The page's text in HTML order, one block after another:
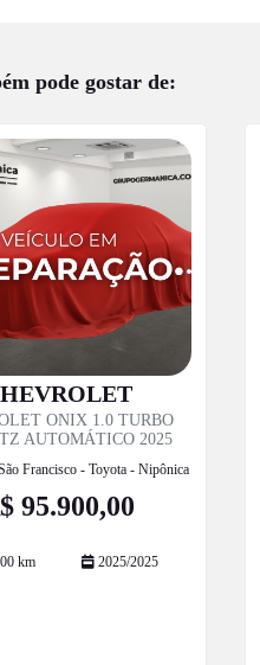
pode gostar de:
ONIX 1.0 TURBO
AUTOMÁTICO 2025
Francisco - Toyota - Nipônica
95.900,00
km 2025/2025